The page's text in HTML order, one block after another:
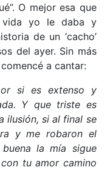
O mejor esa que
yo le daba y
de un ‘cacho’
del ayer. Sin más
a cantar:
si es extenso y
Y que triste es
ilusión,si al final se
y me robaron el
la mía sigue
tu amor camino